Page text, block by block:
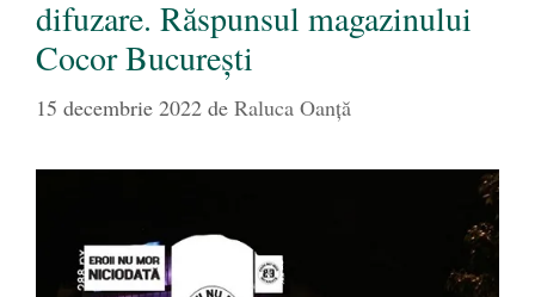
difuzare. Răspunsul magazinului
Cocor București
15 decembrie 2022 de Raluca Oanță